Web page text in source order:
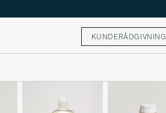
KUNDERÅDGIVNING